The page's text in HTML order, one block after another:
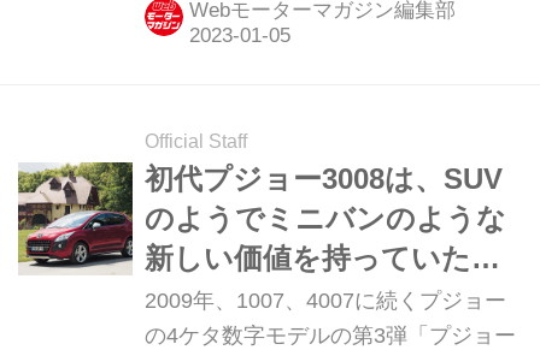
Webモーターマガジン編集部
Official Staff
初代プジョー3008は、SUV
のようでミニバンのような
新しい価値を持っていた
【10年ひと昔の新車】
2009年、1007、4007に続くプジョー
の4ケタ数字モデルの第3弾「プジョー